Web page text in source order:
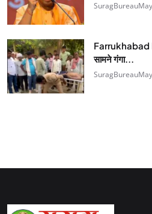
SuragBureau
Farrukhabad
सामने गंगा...
SuragBureau